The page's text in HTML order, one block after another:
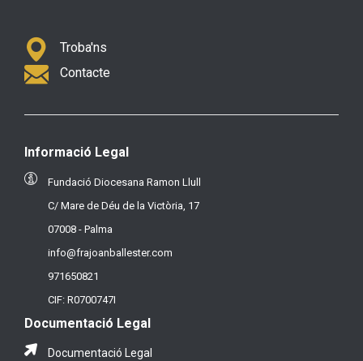
Troba'ns
Contacte
Informació Legal
Fundació Diocesana Ramon Llull
C/ Mare de Déu de la Victòria, 17
07008 - Palma
info@frajoanballester.com
971650821
CIF: R0700747I
Documentació Legal
Documentació Legal